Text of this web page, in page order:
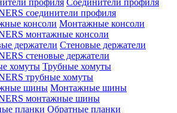
Соединители профиля
соединители профиля
Монтажные консоли
монтажные консоли
Стеновые держатели
стеновые держатели
Трубные хомуты
трубные хомуты
Монтажные шины
монтажные шины
Обратные планки